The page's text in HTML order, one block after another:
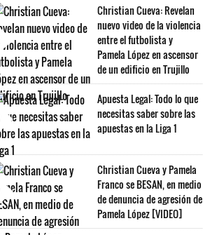
Christian Cueva: Revelan
nuevo video de la violencia
entre el futbolista y
Pamela López en ascensor
de un edificio en Trujillo
Apuesta Legal: Todo lo que
necesitas saber sobre las
apuestas en la Liga 1
Christian Cueva y Pamela
Franco se BESAN, en medio
de denuncia de agresión de
Pamela López [VIDEO]